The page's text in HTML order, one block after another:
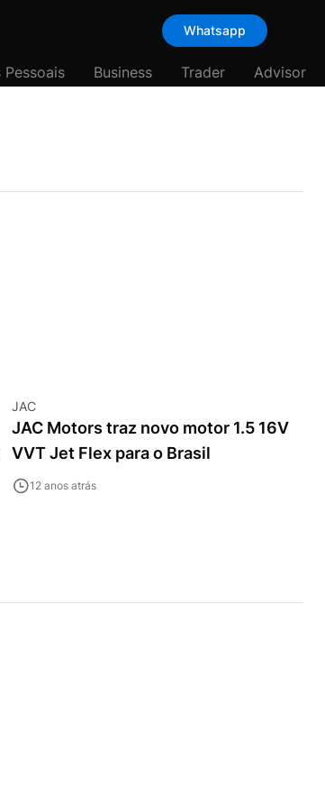
Whatsapp
Pessoais Business Trader Advisor
JAC
JAC Motors traz novo motor 1.5 16V
VVT Jet Flex para o Brasil
12 anos atrás